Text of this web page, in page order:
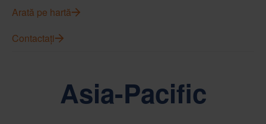
Arată pe hartă
Contactați
Asia-Pacific